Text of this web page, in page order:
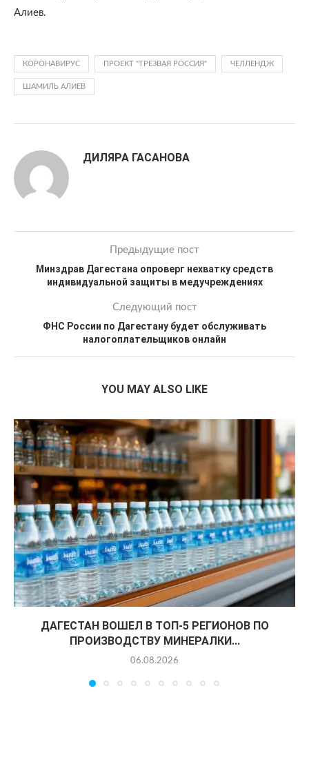
Алиев.
КОРОНАВИРУС ПРОЕКТ "ТРЕЗВАЯ РОССИЯ" ЧЕЛЛЕНДЖ
ШАМИЛЬ АЛИЕВ
ДИЛЯРА ГАСАНОВА
Предыдущие пост
Минздрав Дагестана опроверг нехватку средств
индивидуальной защиты в медучреждениях
Следующий пост
ФНС России по Дагестану будет обслуживать
налогоплательщиков онлайн
YOU MAY ALSO LIKE
ДАГЕСТАН ВОШЕЛ В ТОП-5 РЕГИОНОВ ПО
ПРОИЗВОДСТВУ МИНЕРАЛКИ...
06.08.2026